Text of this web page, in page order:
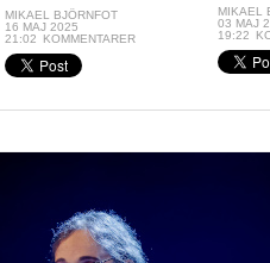
MIKAEL BJÖRNFOT
16 MAJ 2025
21:02
KOMMENTARER
MIKAEL
03 MAJ
19:22